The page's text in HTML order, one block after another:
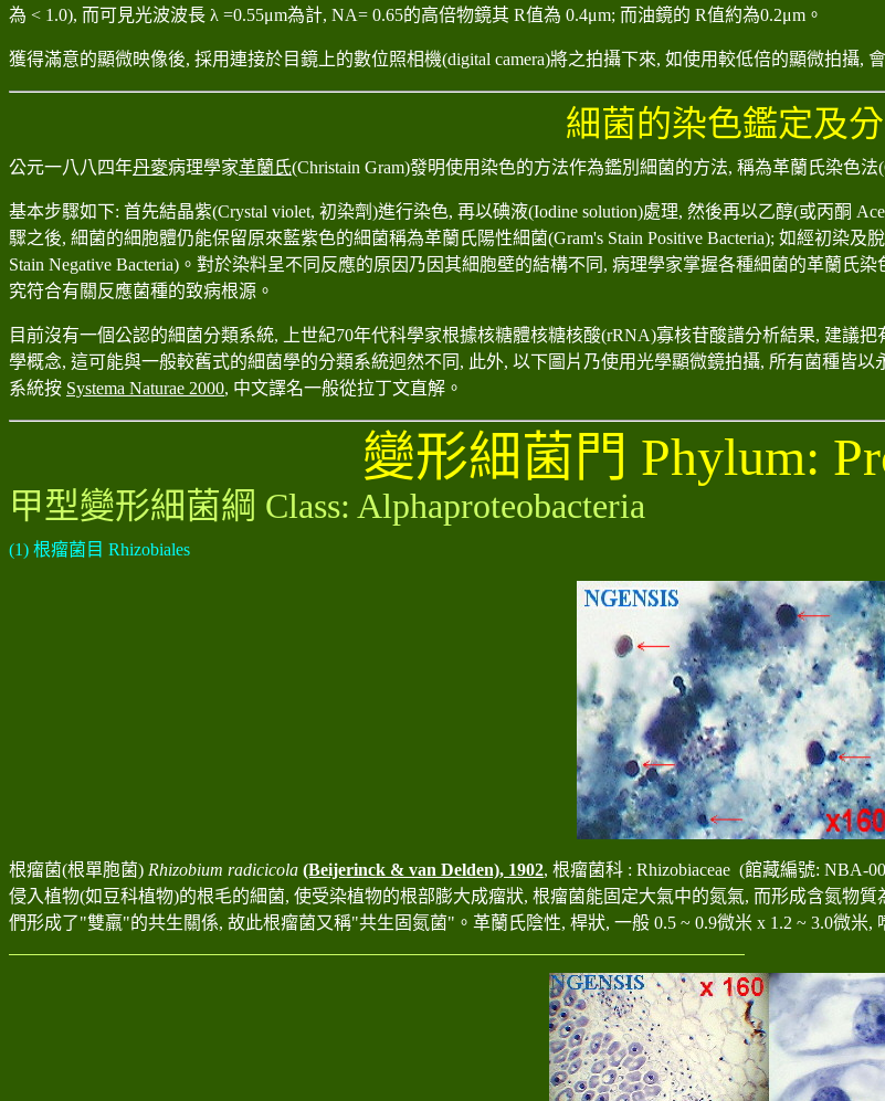
為 < 1.0), 而可見光波波長 λ =0.55μm為計, NA= 0.65的高倍物鏡其 R值為 0.4μm; 而油鏡的 R值約為0.2μm 。
獲得滿意的顯微映像後, 採用連接於目鏡上的數位照相機(digital camera)將之拍攝下來, 如使用較低倍的顯微拍攝,
細菌的染色鑑定及
公元一八八四年丹麥病理學家革蘭氏(Christain Gram)發明使用染色的方法作為鑑別細菌的方法, 稱為革蘭氏染色法
基本步驟如下: 首先結晶紫(Crystal violet, 初染劑)進行染色, 再以碘液(Iodine solution)處理, 然後再以乙醇(或丙酮
驟之後, 細菌的細胞體仍能保留原來藍紫色的細菌稱為革蘭氏陽性細菌(Gram's Stain Positive Bacteria); 如經初染及
Stain Negative Bacteria) 。對於染料呈不同反應的原因乃因其細胞壁的結構不同 , 病理學家掌握各種細菌的革蘭氏
究符合有關反應菌種的致病根源。
目前沒有一個公認的細菌分類系統, 上世紀70年代科學家根據核糖體核糖核酸(rRNA)寡核苷酸譜分析結果, 建議
學概念, 這可能與一般較舊式的細菌學的分類系統迥然不同, 此外, 以下圖片乃使用光學顯微鏡拍攝, 所有菌種皆以
系統按 Systema Naturae 2000, 中文譯名一般從拉丁文直解 。
變形細菌門 Phylum:
甲型變形細菌綱 Class: Alphaproteobacteria
(1) 根瘤菌目 Rhizobiales
根瘤菌(根單胞菌) Rhizobium radicicola (Beijerinck & van Delden), 1902, 根瘤菌科 : Rhizobiaceae (館藏編號: NBA-
侵入植物(如豆科植物)的根毛的細菌, 使受染植物的根部膨大成瘤狀, 根瘤菌能固定大氣中的氮氣, 而形成含氮物
們形成了"雙羸"的共生關係, 故此根瘤菌又稱"共生固氮菌" 。革蘭氏陰性, 桿狀, 一般 0.5 ~ 0.9微米 x 1.2 ~ 3.0微米